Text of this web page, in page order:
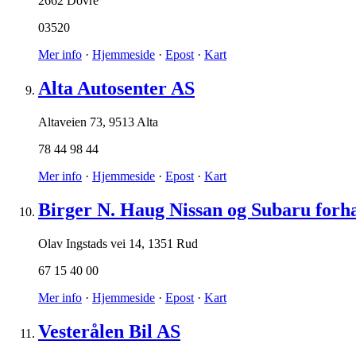
03520
Mer info · Hjemmeside · Epost · Kart
Alta Autosenter AS
Altaveien 73, 9513 Alta
78 44 98 44
Mer info · Hjemmeside · Epost · Kart
Birger N. Haug Nissan og Subaru
Olav Ingstads vei 14, 1351 Rud
67 15 40 00
Mer info · Hjemmeside · Epost · Kart
Vesterålen Bil AS